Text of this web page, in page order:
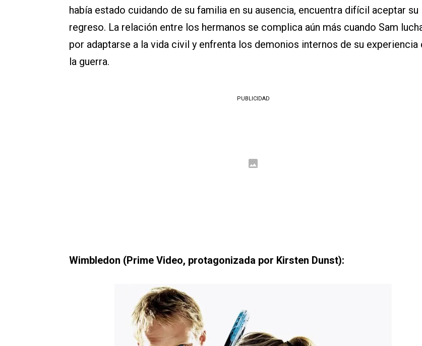
había estado cuidando de su familia en su ausencia, encuentra difícil aceptar su
regreso. La relación entre los hermanos se complica aún más cuando Sam
por adaptarse a la vida civil y enfrenta los demonios internos de su experiencia
la guerra.
PUBLICIDAD
Wimbledon (Prime Video, protagonizada por Kirsten Dunst):